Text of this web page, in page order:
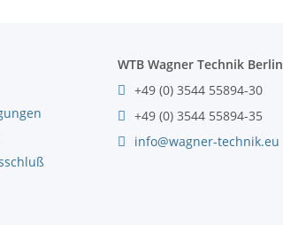
WTB Wagner Technik Berlin
+49 (0) 3544 55894-30
+49 (0) 3544 55894-35
info@wagner-technik.eu